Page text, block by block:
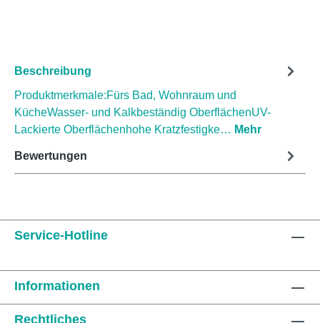
Beschreibung
Produktmerkmale:Fürs Bad, Wohnraum und
KücheWasser- und Kalkbeständig OberflächenUV-
Lackierte Oberflächenhohe Kratzfestigke… Mehr
Bewertungen
Service-Hotline
Informationen
Rechtliches